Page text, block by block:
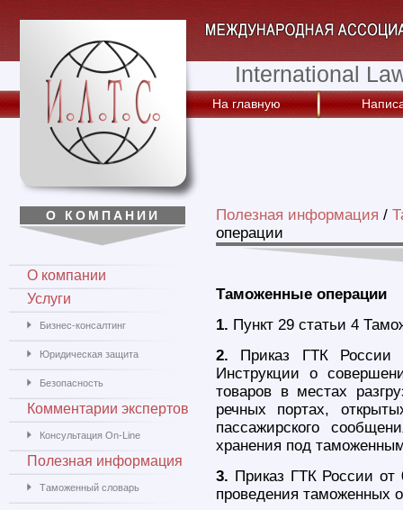
International
На главную
Полезная информация /
операции
Таможенные операции
1. Пункт 29 статьи 4
2. Приказ ГТК
Инструкции о
товаров в местах
речных портах,
пассажирского
хранения под
3. Приказ ГТК России
проведения таможенных
О КОМПАНИИ
О компании
Услуги
Бизнес-консалтинг
Юридическая защита
Безопасность
Комментарии экспертов
Консультация On-Line
Полезная информация
Таможенный словарь